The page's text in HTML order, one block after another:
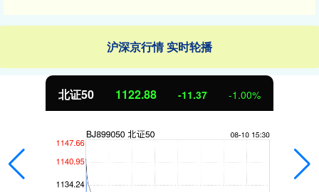
沪深京行情 实时轮播
北证50 1122.88 -11.37 -1.00%